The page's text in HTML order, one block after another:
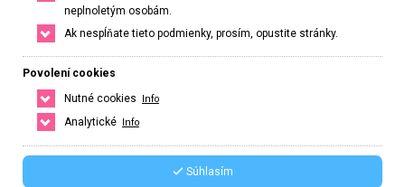
75 645 zhlédnutí Ověřený inzerát
Zlín, Zlínský kraj, Česká republika
+420 773142447
Řekněte že voláte z webu www.privatzone.com
neplnoletým osobám.
Ak nespĺňate tieto podmienky, prosím, opustite stránky.
Povolení cookies
Nutné cookies
Info
Analytické Info
Súhlasím